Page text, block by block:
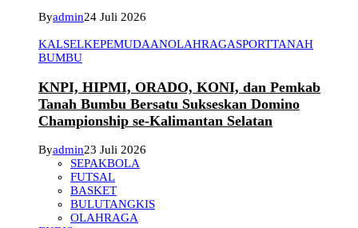
Byadmin24 Juli 2026
KALSELKEPEMUDAANOLAHRAGASPORTTANAH
BUMBU
KNPI, HIPMI, ORADO, KONI, dan Pemkab
Tanah Bumbu Bersatu Sukseskan Domino
Championship se-Kalimantan Selatan
Byadmin23 Juli 2026
SEPAKBOLA
FUTSAL
BASKET
BULUTANGKIS
OLAHRAGA